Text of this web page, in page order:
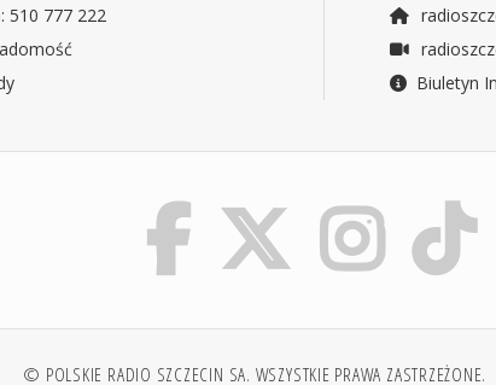
510 777 222
Biuletyn
© POLSKIE RADIO SZCZECIN SA. WSZYSTKIE PRAWA ZASTRZEŻONE.